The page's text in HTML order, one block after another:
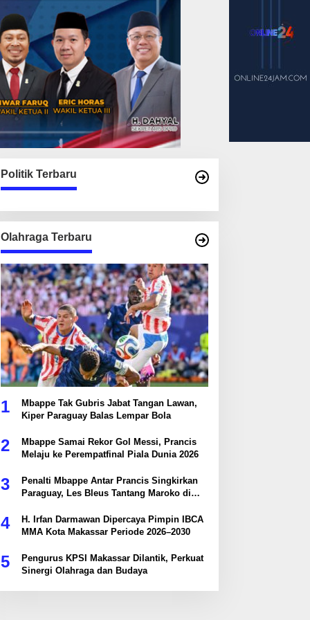
Politik Terbaru
Olahraga Terbaru
1
Mbappe Tak Gubris Jabat Tangan Lawan,
Kiper Paraguay Balas Lempar Bola
2
Mbappe Samai Rekor Gol Messi, Prancis
Melaju ke Perempatfinal Piala Dunia 2026
3
Penalti Mbappe Antar Prancis Singkirkan
Paraguay, Les Bleus Tantang Maroko di
4
H. Irfan Darmawan Dipercaya Pimpin IBCA
MMA Kota Makassar Periode 2026–2030
5
Pengurus KPSI Makassar Dilantik, Perkuat
Sinergi Olahraga dan Budaya